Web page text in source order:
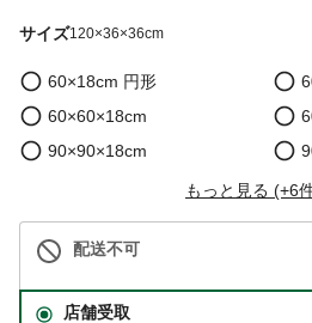
サイズ120×36×36cm
60×18cm 円形
60×60×18cm
90×90×18cm
もっと見る (+6
配送不可
店舗受取